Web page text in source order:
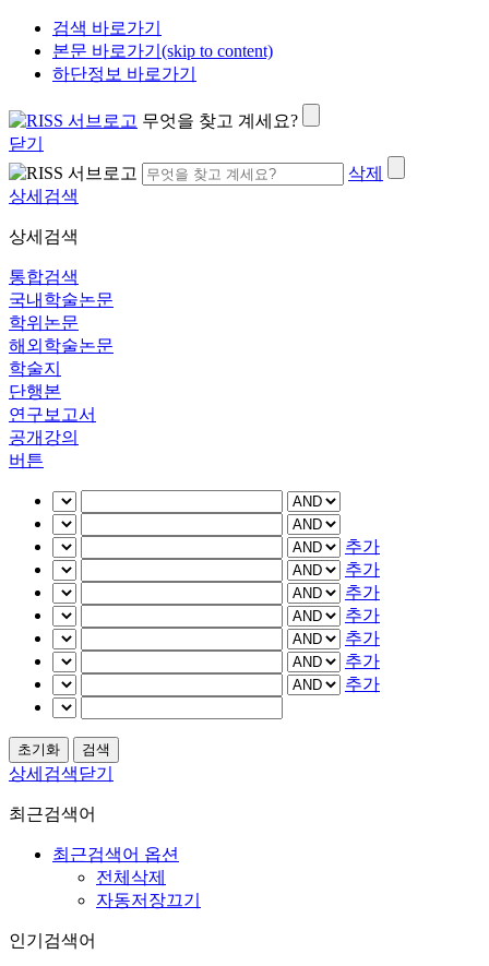
검색 바로가기
본문 바로가기(skip to content)
하단정보 바로가기
무엇을 찾고 계세요?
닫기
삭제
상세검색
상세검색
통합검색
국내학술논문
학위논문
해외학술논문
학술지
단행본
연구보고서
공개강의
버튼
추가
추가
추가
추가
추가
추가
추가
상세검색닫기
최근검색어
최근검색어 옵션
전체삭제
자동저장끄기
인기검색어